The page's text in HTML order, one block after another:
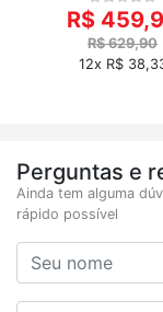
R$
R$ 629,90
12x R$
Perguntas e
Ainda tem alguma
rápido possível